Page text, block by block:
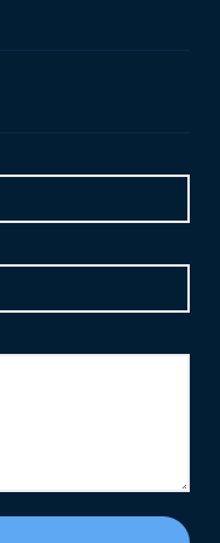
गया 12वां